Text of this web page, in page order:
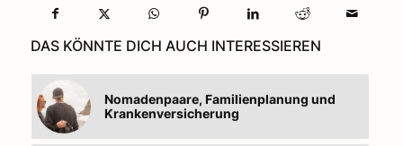
DAS KÖNNTE DICH AUCH INTERESSIEREN
Nomadenpaare, Familienplanung und
Krankenversicherung